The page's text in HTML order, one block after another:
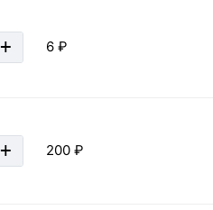
+ 6 ₽
+ 200 ₽